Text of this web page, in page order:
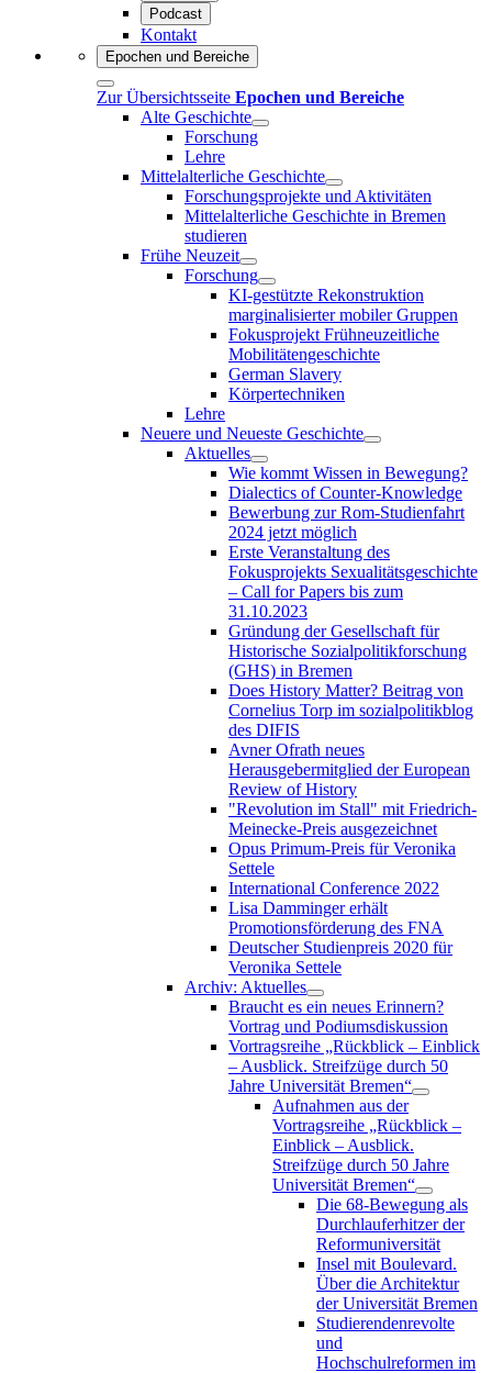
Podcast
Kontakt
Epochen und Bereiche
Zur Übersichtsseite Epochen und Bereiche
Alte Geschichte
Forschung
Lehre
Mittelalterliche Geschichte
Forschungsprojekte und Aktivitäten
Mittelalterliche Geschichte in Bremen
studieren
Frühe Neuzeit
Forschung
KI-gestützte Rekonstruktion
marginalisierter mobiler Gruppen
Fokusprojekt Frühneuzeitliche
Mobilitätengeschichte
German Slavery
Körpertechniken
Lehre
Neuere und Neueste Geschichte
Aktuelles
Wie kommt Wissen in Bewegung?
Dialectics of Counter-Knowledge
Bewerbung zur Rom-Studienfahrt
2024 jetzt möglich
Erste Veranstaltung des
Fokusprojekts Sexualitätsgeschichte
– Call for Papers bis zum
31.10.2023
Gründung der Gesellschaft für
Historische Sozialpolitikforschung
(GHS) in Bremen
Does History Matter? Beitrag von
Cornelius Torp im sozialpolitikblog
des DIFIS
Avner Ofrath neues
Herausgebermitglied der European
Review of History
"Revolution im Stall" mit Friedrich-
Meinecke-Preis ausgezeichnet
Opus Primum-Preis für Veronika
Settele
International Conference 2022
Lisa Damminger erhält
Promotionsförderung des FNA
Deutscher Studienpreis 2020 für
Veronika Settele
Archiv: Aktuelles
Braucht es ein neues Erinnern?
Vortrag und Podiumsdiskussion
Vortragsreihe „Rückblick – Einblick
– Ausblick. Streifzüge durch 50
Jahre Universität Bremen“
Aufnahmen aus der
Vortragsreihe „Rückblick –
Einblick – Ausblick.
Streifzüge durch 50 Jahre
Universität Bremen“
Die 68-Bewegung als
Durchlauferhitzer der
Reformuniversität
Insel mit Boulevard.
Über die Architektur
der Universität Bremen
Studierendenrevolte
und
Hochschulreformen im